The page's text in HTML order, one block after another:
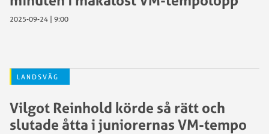
2025-09-24 | 9:00
LANDSVÄG
Vilgot Reinhold körde så rätt och
slutade åtta i juniorernas VM-tempo